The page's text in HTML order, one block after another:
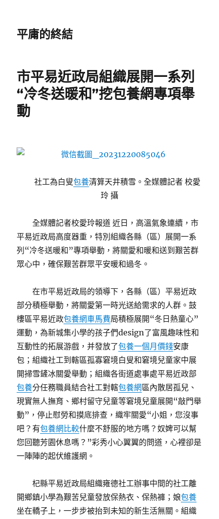
平庸的終結
市平易近政局組織展開一系列
“冷冬送暖和”挖包養網專項舉
動
社工為白叟包養清算天井積雪。全媒體記者 校愛
玲 攝
全媒體記者校愛玲報道 近日，高溫氣象連續，市
平易近政局高度器重，特別組織各縣（區）展開一系
列“冷冬送暖和”專項舉動，將關愛和暖和送到艱苦群
眾心中，確保艱苦群眾平安暖和過冬。
在市平易近政局的領導下，各縣（區）平易近政
部分積極舉動，將關愛第一時光送給需求的人群。鼓
樓區平易近政包養網車馬費局積極展開“冬日熱童心”
運動，為新城集小學的孩子們design了富風趣味性和
互動性的拓展游戲，并發放了包養一個月價錢安康
包；組織社工到轄區孤寡窘境白叟和窘境兒童家中展
開掃雪鏟冰關愛舉動；組織各街道處事處平易近政部
包養分任務職員結合社工對轄包養網區內散居孤兒、
現實無人撫育、鄉村留守兒童等窘境兒童展開“敲門舉
動”，停止慰勞和摸底排查，織牢關愛“小姐，您沒事
吧？有包養網比較什麼不舒服的地方嗎？奴婢可以幫
您回聽芳園休息嗎？”彩秀小心翼翼的問道，心裡卻是
一陣陣的起伏維護網。
杞縣平易近政局組織雍德社工辦事中間的社工離
開鄉鎮小學為艱苦兒童發放保熱衣、保熱褲；娘包養
坐在轎子上，一步步被抬到未知的新生活無關。組織